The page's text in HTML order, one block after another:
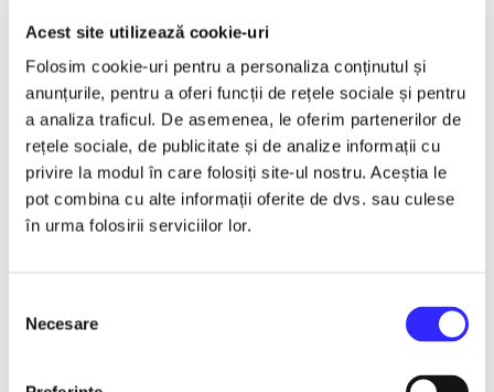
Acest site utilizează cookie-uri
Folosim cookie-uri pentru a personaliza conținutul și
anunțurile, pentru a oferi funcții de rețele sociale și pentru
a analiza traficul. De asemenea, le oferim partenerilor de
rețele sociale, de publicitate și de analize informații cu
privire la modul în care folosiți site-ul nostru. Aceștia le
pot combina cu alte informații oferite de dvs. sau culese
în urma folosirii serviciilor lor.
consimțământului
Necesare
Nitel prea infidel
29 august 2026, ora 16:30
Iubire dublu distilata